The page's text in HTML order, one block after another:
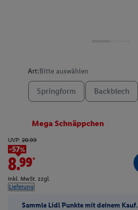
Art:Bitte auswählen
Springform Backblech
Mega Schnäppchen
UVP: 20.99
-57%
8.99*
inkl. MwSt. zzgl.
Lieferung
Sammle Lidl Punkte mit deinem Kauf.